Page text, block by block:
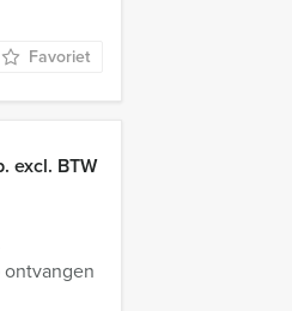
Favoriet
excl. BTW